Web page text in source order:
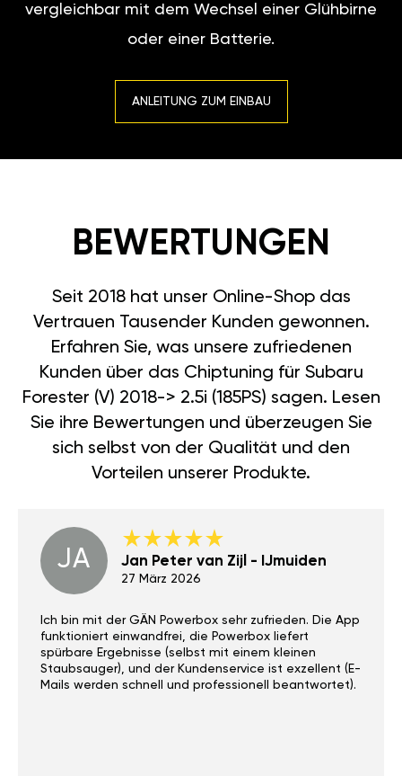
vergleichbar mit dem Wechsel einer Glühbirne
oder einer Batterie.
ANLEITUNG ZUM EINBAU
BEWERTUNGEN
Seit 2018 hat unser Online-Shop das
Vertrauen Tausender Kunden gewonnen.
Erfahren Sie, was unsere zufriedenen
Kunden über das Chiptuning für Subaru
Forester (V) 2018-> 2.5i (185PS) sagen. Lesen
Sie ihre Bewertungen und überzeugen Sie
sich selbst von der Qualität und den
Vorteilen unserer Produkte.
JA Jan Peter van Zijl - IJmuiden
27 März 2026
Ich bin mit der GÄN Powerbox sehr zufrieden. Die App
funktioniert einwandfrei, die Powerbox liefert
spürbare Ergebnisse (selbst mit einem kleinen
Staubsauger), und der Kundenservice ist exzellent (E-
Mails werden schnell und professionell beantwortet).